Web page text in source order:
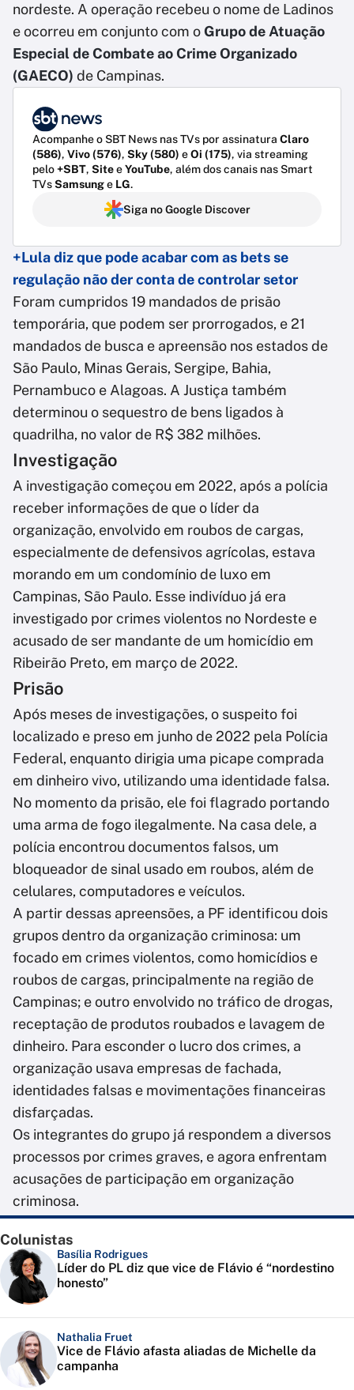
nordeste. A operação recebeu o nome de Ladinos
e ocorreu em conjunto com oGrupo de Atuação
Especial de Combate ao Crime Organizado
(GAECO) de Campinas.
Acompanhe o SBT News nas TVs por assinatura Claro
(586), Vivo (576), Sky (580) eOi (175), via streaming
pelo+SBT, SiteeYouTube, além dos canais nas Smart
TVsSamsunge LG.
Siga no Google Discover
+Lula diz que pode acabar com as bets se
regulação não der conta de controlar setor
Foram cumpridos 19 mandados de prisão
temporária, que podem ser prorrogados, e 21
mandados de busca e apreensão nos estados de
São Paulo, Minas Gerais, Sergipe, Bahia,
Pernambuco e Alagoas. A Justiça também
determinou o sequestro de bens ligados à
quadrilha, no valor de R$ 382 milhões.
Investigação
A investigação começou em 2022, após a polícia
receber informações de que o líder da
organização, envolvido em roubos de cargas,
especialmente de defensivos agrícolas, estava
morando em um condomínio de luxo em
Campinas, São Paulo. Esse indivíduo já era
investigado por crimes violentos no Nordeste e
acusado de ser mandante de um homicídio em
Ribeirão Preto, em março de 2022.
Prisão
Após meses de investigações, o suspeito foi
localizado e preso em junho de 2022 pela Polícia
Federal, enquanto dirigia uma picape comprada
em dinheiro vivo, utilizando uma identidade falsa.
No momento da prisão, ele foi flagrado portando
uma arma de fogo ilegalmente. Na casa dele, a
polícia encontrou documentos falsos, um
bloqueador de sinal usado em roubos, além de
celulares, computadores e veículos.
A partir dessas apreensões, a PF identificou dois
grupos dentro da organização criminosa: um
focado em crimes violentos, como homicídios e
roubos de cargas, principalmente na região de
Campinas; e outro envolvido no tráfico de drogas,
receptação de produtos roubados e lavagem de
dinheiro. Para esconder o lucro dos crimes, a
organização usava empresas de fachada,
identidades falsas e movimentações financeiras
disfarçadas.
Os integrantes do grupo já respondem a diversos
processos por crimes graves, e agora enfrentam
acusações de participação em organização
criminosa.
Colunistas
Basília Rodrigues
Líder do PL diz que vice de Flávio é “nordestino
honesto”
Nathalia Fruet
Vice de Flávio afasta aliadas de Michelle da
campanha